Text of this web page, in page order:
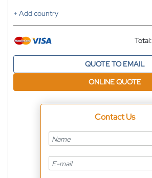
+ Add country
Total:
QUOTE TO EMAIL
ONLINE QUOTE
Contact Us